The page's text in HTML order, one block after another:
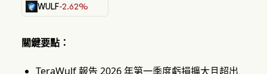
WULF-2.62%
關鍵要點：
TeraWulf 報告 2026 年第一季度虧損擴大且超出